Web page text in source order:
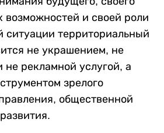
возможностей и своей роли
ситуации территориальный
не украшением, не
рекламной услугой, а
зрелого
общественной